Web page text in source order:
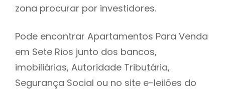
zona procurar por investidores.
Pode encontrar Apartamentos Para Venda
em Sete Rios junto dos bancos,
imobiliárias, Autoridade Tributária,
Segurança Social ou no site e-leilões do